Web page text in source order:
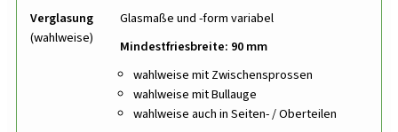
Verglasung
(wahlweise)
Glasmaße und -form variabel
Mindestfriesbreite: 90 mm
wahlweise mit Zwischensprossen
wahlweise mit Bullauge
wahlweise auch in Seiten- / Oberteilen